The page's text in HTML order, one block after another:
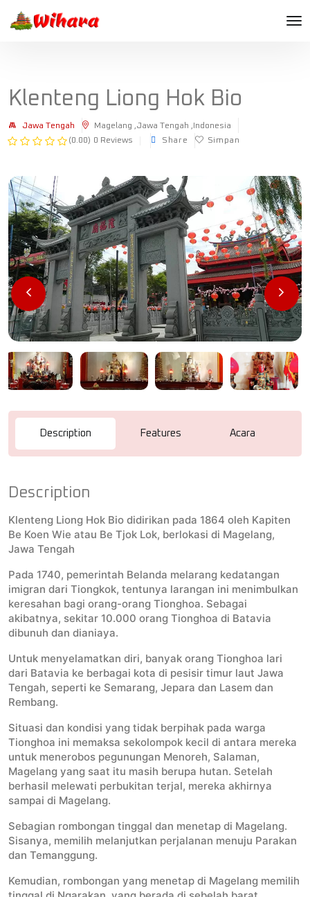
Klenteng Liong Hok Bio
Jawa Tengah
Magelang ,Jawa Tengah ,Indonesia
(0.00) 0 Reviews Share Simpan
Description Features Acara
Description
Klenteng Liong Hok Bio didirikan pada 1864 oleh Kapiten
Be Koen Wie atau Be Tjok Lok, berlokasi di Magelang,
Jawa Tengah
Pada 1740, pemerintah Belanda melarang kedatangan
imigran dari Tiongkok, tentunya larangan ini menimbulkan
keresahan bagi orang-orang Tionghoa. Sebagai
akibatnya, sekitar 10.000 orang Tionghoa di Batavia
dibunuh dan dianiaya.
Untuk menyelamatkan diri, banyak orang Tionghoa lari
dari Batavia ke berbagai kota di pesisir timur laut Jawa
Tengah, seperti ke Semarang, Jepara dan Lasem dan
Rembang.
Situasi dan kondisi yang tidak berpihak pada warga
Tionghoa ini memaksa sekolompok kecil di antara mereka
untuk menerobos pegunungan Menoreh, Salaman,
Magelang yang saat itu masih berupa hutan. Setelah
berhasil melewati perbukitan terjal, mereka akhirnya
sampai di Magelang.
Sebagian rombongan tinggal dan menetap di Magelang.
Sisanya, memilih melanjutkan perjalanan menuju Parakan
dan Temanggung.
Kemudian, rombongan yang menetap di Magelang memilih